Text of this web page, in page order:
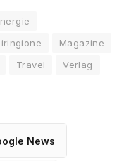
Magazine
Travel
Verlag
News